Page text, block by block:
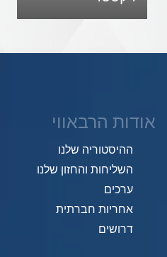
אודות הרבאווי
ההיסטוריה שלנו
השליחות והחזון שלנו
ערכים
אחריות חברתית
דרושים